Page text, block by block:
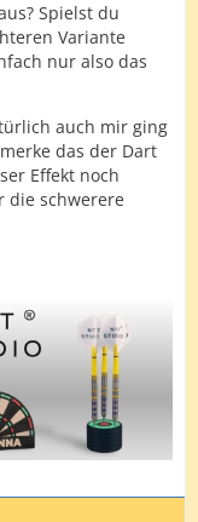
Spielst du
Variante
nur also das
auch mir ging
das der Dart
Effekt noch
die schwerere